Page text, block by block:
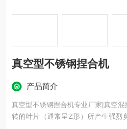
真空型不锈钢捏合机
产品简介
真空型不锈钢捏合机专业厂家|真空混
转的叶片（通常呈Z形）所产生强烈